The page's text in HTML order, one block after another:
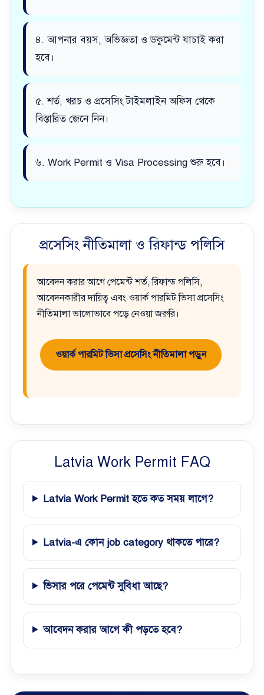
৪. আপনার বয়স, অভিজ্ঞতা ও ডকুমেন্ট যাচাই করা
হবে।
৫. শর্ত, খরচ ও প্রসেসিং টাইমলাইন অফিস থেকে
বিস্তারিত জেনে নিন।
৬. Work Permit ও Visa Processing শুরু হবে।
প্রসেসিং নীতিমালা ও রিফান্ড পলিসি
আবেদন করার আগে পেমেন্ট শর্ত, রিফান্ড পলিসি,
আবেদনকারীর দায়িত্ব এবং ওয়ার্ক পারমিট ভিসা প্রসেসিং
নীতিমালা ভালোভাবে পড়ে নেওয়া জরুরি।
ওয়ার্ক পারমিট ভিসা প্রসেসিং নীতিমালা পড়ুন
Latvia Work Permit FAQ
Latvia Work Permit হতে কত সময় লাগে?
Latvia-এ কোন job category থাকতে পারে?
ভিসার পরে পেমেন্ট সুবিধা আছে?
আবেদন করার আগে কী পড়তে হবে?